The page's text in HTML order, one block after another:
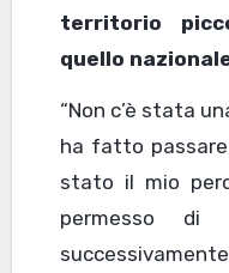
territorio
quello
“Non c’è stata
ha fatto
stato il mio
permesso